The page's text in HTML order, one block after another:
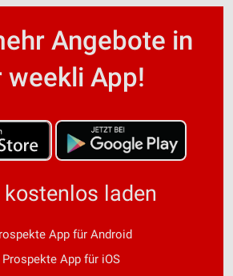
Angebote in
weekli App!
laden
App für Android
Prospekte App für iOS